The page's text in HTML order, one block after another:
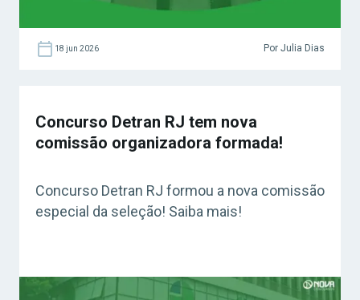
18 jun 2026 Por Julia Dias
Concurso Detran RJ tem nova
comissão organizadora formada!
Concurso Detran RJ formou a nova comissão
especial da seleção! Saiba mais!